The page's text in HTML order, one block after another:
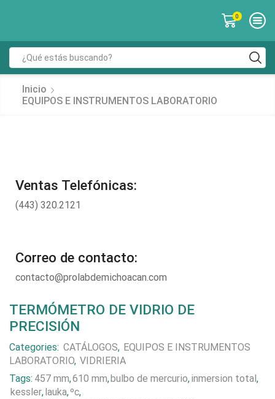
0
Inicio
EQUIPOS E INSTRUMENTOS LABORATORIO
Ventas Telefónicas:
(443) 320.2121
Correo de contacto:
contacto@prolabdemichoacan.com
TERMÓMETRO DE VIDRIO DE
PRECISIÓN
Categories: CATÁLOGOS, EQUIPOS E INSTRUMENTOS
LABORATORIO, VIDRIERIA
Tags: 457 mm,610 mm, bulbo de mercurio,inmersion total ,
kessler, lauka,ºc,